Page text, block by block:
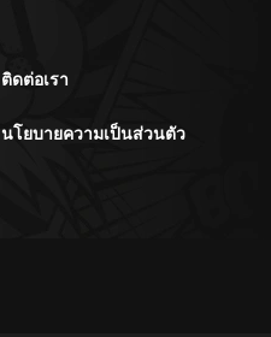
ติดต่อเรา
นโยบายความเป็นส่วนตัว